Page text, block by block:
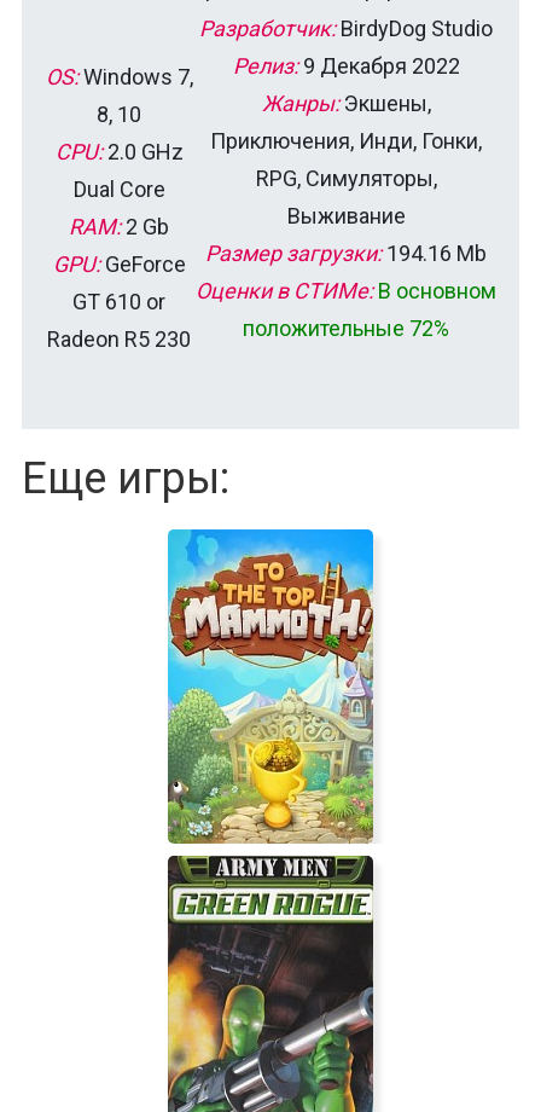
OS:Windows 7,
8, 10
CPU:2.0 GHz
Dual Core
RAM:2 Gb
GPU:GeForce
GT 610 or
Radeon R5 230
Разработчик:BirdyDog Studio
Релиз:9 Декабря 2022
Жанры:Экшены,
Приключения, Инди, Гонки,
RPG, Симуляторы,
Выживание
Размер загрузки:194.16 Mb
Оценки в СТИМе: В основном
положительные 72%
Еще игры:
To the Top, Mammoth!